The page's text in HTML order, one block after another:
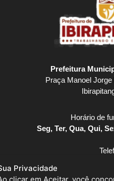
Prefeitura
Praça Manoel
Horário de
Seg, Ter, Qua, Qui,
Privacidade